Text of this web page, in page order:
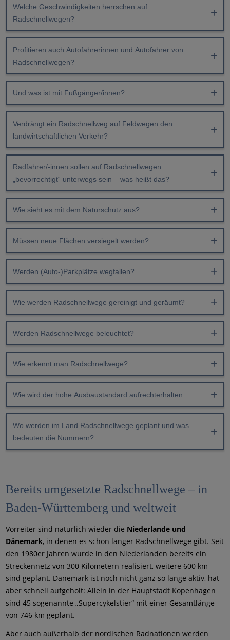
Welche Geschwindigkeiten herrschen auf
Radschnellwegen?
Profitieren auch Autofahrerinnen und Autofahrer von
Radschnellwegen?
Und was ist mit Fußgänger/innen?
Verdrängt ein Radschnellweg auf Feldwegen den
landwirtschaftlichen Verkehr?
Radfahrer/-innen sollen auf Radschnellwegen
„bevorrechtigt“ unterwegs sein – was heißt das?
Wie sieht es mit dem Naturschutz aus?
Müssen neue Flächen versiegelt werden?
Werden (Auto-)Parkplätze wegfallen?
Wie werden Radschnellwege gereinigt und geräumt?
Werden Radschnellwege beleuchtet?
Wie erkennt man Radschnellwege?
Wie wird der hohe Ausbaustandard aufrechterhalten
Wo werden im Land Radschnellwege geplant und was
bedeuten die Nummern?
Bereits umgesetzte Radschnellwege – in
Baden-Württemberg und weltweit
Vorreiter sind natürlich wieder die Niederlande und
Dänemark, in denen es schon länger Radschnellwege gibt. Seit
den 1980er Jahren wurde in den Niederlanden bereits ein
Streckennetz von 300 Kilometern realisiert, weitere 600 km
sind geplant. Dänemark ist noch nicht ganz so lange aktiv, hat
aber schnell aufgeholt: Allein in der Hauptstadt Kopenhagen
sind 45 sogenannte „Supercykelstier“ mit einer Gesamtlänge
von 746 km geplant.
Aber auch außerhalb der nordischen Radnationen werden